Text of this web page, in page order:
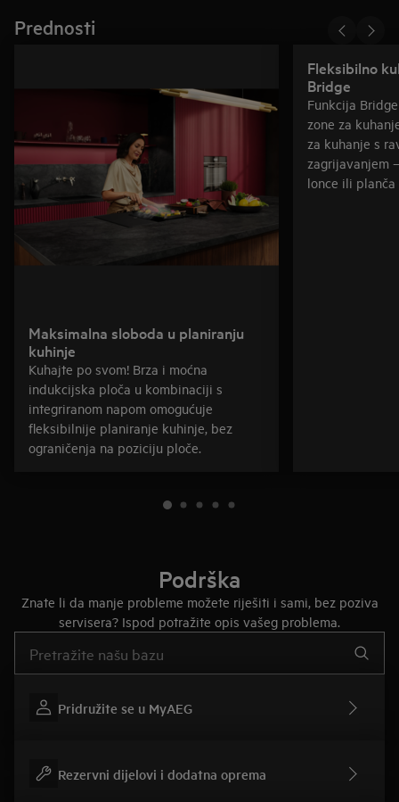
Prednosti
Maksimalna sloboda u planiranju
kuhinje
Kuhajte po svom! Brza i moćna
indukcijska ploča u kombinaciji s
integriranom napom omogućuje
fleksibilnije planiranje kuhinje, bez
ograničenja na poziciju ploče.
Fleksibilno
Bridge
Funkcija
zone za
za kuhanje s
zagrijavanjem
lonce ili
Podrška
Znate li da manje probleme možete riješiti i sami, bez poziva
servisera? Ispod potražite opis vašeg problema.
Pridružite se u MyAEG
Rezervni dijelovi i dodatna oprema